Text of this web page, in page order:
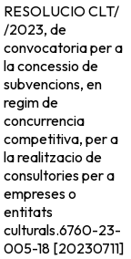
RESOLUCIO CLT/
/2023, de
convocatoria per a
la concessio de
subvencions, en
regim de
concurrencia
competitiva, per a
la realitzacio de
consultories per a
empreses o
entitats
culturals.6760-23-
005-18 [20230711]